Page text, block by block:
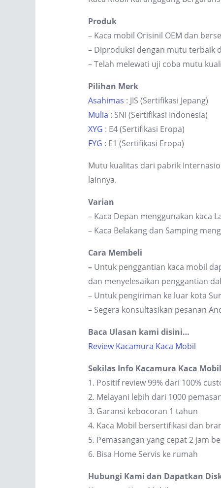
Produk
– Kaca mobil Orisinil OEM dan
– Diproduksi dengan mutu terbaik
– Telah melewati uji coba mutu
Pilihan Merk
Asahimas : JIS (Sertifikasi Jepang)
Mulia : SNI (Sertifikasi Indonesia)
XYG : E4 (Sertifikasi Eropa)
FYG : E1 (Sertifikasi Eropa)
Mutu kualitas dari pabrik
lainnya.
Varian
– Kaca Depan menggunakan kaca
– Kaca Belakang dan Samping
Cara Membeli
– Untuk penggantian kaca mobil
dan menyelesaikan penggantian
– Untuk pengiriman ke luar kota
– Segera konsultasikan pesanan
Baca Ulasan kami disini…
Review Kacamura Kaca Mobil
Sekilas Info Kacamura Kaca
1. Positif review 99% dari 100%
2. Melayani lebih dari 1000
3. Garansi kebocoran 1 tahun
4. Kaca Mobil bersertifikasi dan
5. Pemasangan yang cepat 2 jam
6. Bisa Home Servis ke rumah
Hubungi Kami dan Dapatkan